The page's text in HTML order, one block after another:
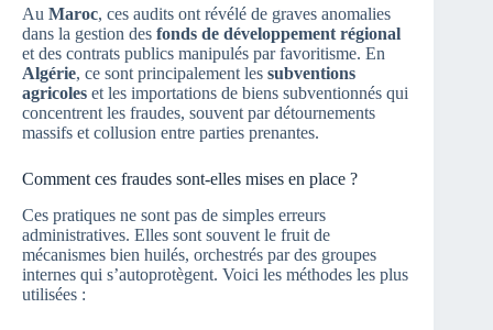
Au Maroc, ces audits ont révélé de graves anomalies
dans la gestion des fonds de développement régional
et des contrats publics manipulés par favoritisme. En
Algérie, ce sont principalement les subventions
agricoles et les importations de biens subventionnés qui
concentrent les fraudes, souvent par détournements
massifs et collusion entre parties prenantes.
Comment ces fraudes sont-elles mises en place ?
Ces pratiques ne sont pas de simples erreurs
administratives. Elles sont souvent le fruit de
mécanismes bien huilés, orchestrés par des groupes
internes qui s’autoprotègent. Voici les méthodes les plus
utilisées :